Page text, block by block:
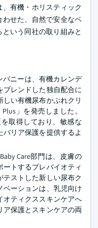
有機・ホリスティック
せた、自然で安全なベ
いう同社の取り組みと
パニーは、有機カレンデ
ブレンドした独自配合に
い有機尿布かぶれクリ
Plus」を発売しました。
取得しており、敏感な
リア保護を提供するよ
Care部門は、皮膚の
トするプレバイオティ
ストした新しい尿布ク
ベーションは、乳児向け
オティクススキンケアへ
保護とスキンケアの両